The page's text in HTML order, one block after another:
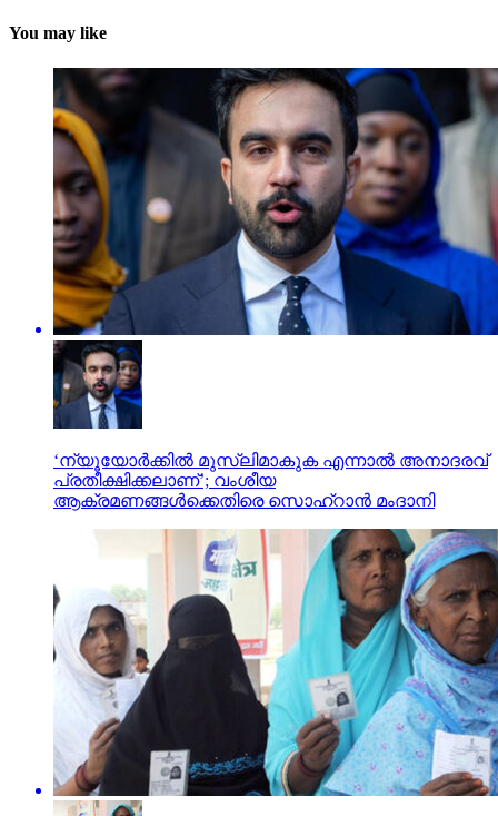
You may like
‘ന്യൂയോര്‍ക്കില്‍ മുസ്ലിമാകുക എന്നാല്‍ അനാദരവ്
പ്രതീക്ഷിക്കലാണ്’; വംശീയ
ആക്രമണങ്ങള്‍ക്കെതിരെ സൊഹ്റാന്‍ മംദാനി